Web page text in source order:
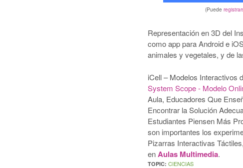
(Puede
Representación en 3D del
como app para Android e
animales y vegetales, y de
iCell – Modelos Interactivos
System Scope - Modelo
Aula, Educadores Que
Encontrar la Solución
Estudiantes Piensen Más
son importantes los
Pizarras Interactivas
en Aulas Multimedia.
TOPIC:CIENCIAS